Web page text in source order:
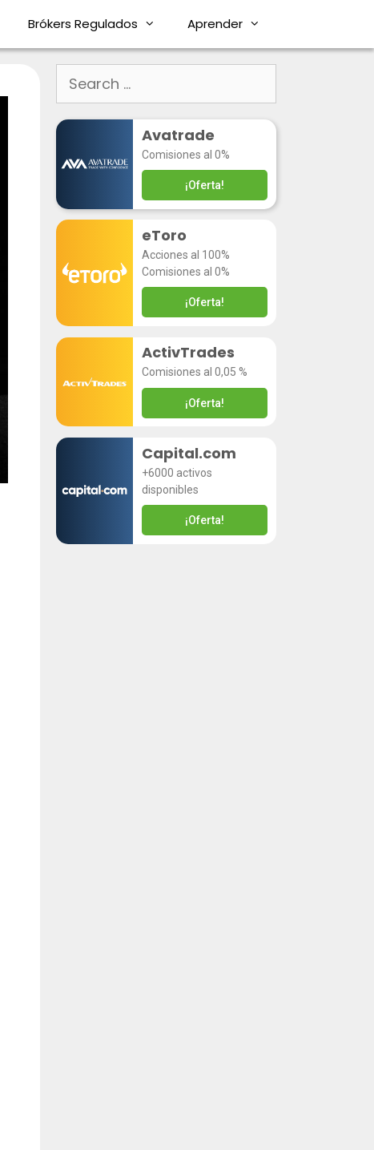
Brókers Regulados Aprender
Avatrade
Comisiones al 0%
¡Oferta!
eToro
Acciones al 100%
Comisiones al 0%
¡Oferta!
ActivTrades
Comisiones al 0,05 %
¡Oferta!
Capital.com
+6000 activos
disponibles
¡Oferta!